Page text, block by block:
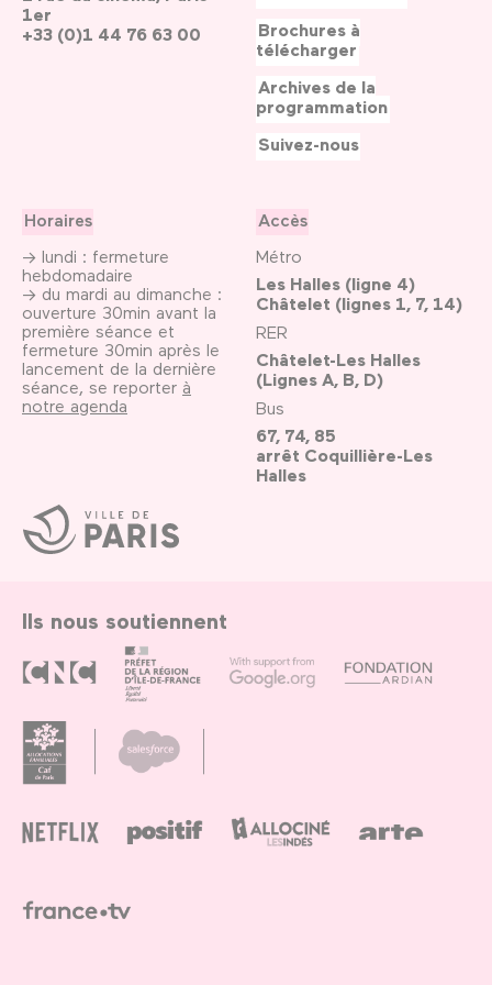
Ville
de
Paris
1er
+33 (0)1 44 76 63 00
Horaires
→ lundi : fermeture
hebdomadaire
→ du mardi au dimanche :
ouverture 30min avant la
première séance et
fermeture 30min après le
lancement de la dernière
séance, se reporter à
notre agenda
Accès
Métro
Les Halles (ligne 4)
Châtelet (lignes 1, 7, 14)
RER
Châtelet-Les Halles
(Lignes A, B, D)
Bus
67, 74, 85
arrêt Coquillière-Les
Halles
Brochures à
télécharger
Archives de la
programmation
Suivez-nous
Ils nous soutiennent